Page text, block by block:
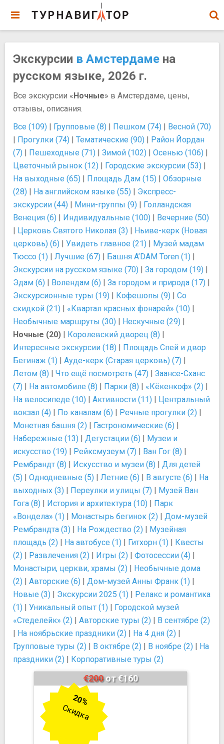
Экскурсии в Амстердаме на
русском языке, 2026 г.
Все экскурсии «Ночные» в Амстердаме, цены,
отзывы, описания.
Все (109) | Групповые (8) | Пешком (74) | Весной (70)
| Прогулки (74) | Тематические (90) | Район Йордан
(7) | Пешеходные (71) | Зимой (102) | Осенью (106) |
Цветочный рынок (12) | Городские экскурсии (53) |
На выходные (65) | Площадь Дам (15) | Обзорные
(28) | На английском языке (55) | Экспресс-
экскурсии (44) | Мини-группы (9) | Голландская
Венеция (6) | Индивидуальные (100) | Вечерние (50)
| Церковь Святого Николая (3) | Ньиве-керк (Новая
церковь) (6) | Увидеть главное (21) | Музей мадам
Тюссо (1) | Лучшие (67) | Башня A’DAM Toren (1) |
Экскурсии на русском языке (70) | За городом (19) |
Эдам (6) | Волендам (6) | За городом и природа (17) |
Экскурсионные туры (19) | Кофешопы (9) | Со
скидкой (21) | «Квартал красных фонарей» (10) |
Необычные маршруты (30) | Нескучные (29) |
Ночные (20) | Королевский дворец (8) |
Интересные экскурсии (18) | Площадь Спей и двор
Бегинаж (1) | Ауде-керк (Старая церковь) (7) |
Летом (8) | Что ещё посмотреть (47) | Заансе-Сханс
(7) | На автомобиле (8) | Парки (8) | «Кёкенкоф» (2) |
На велосипеде (10) | Активности (11) | Центральный
вокзал (4) | По каналам (6) | Речные прогулки (2) |
Монетная башня (2) | Гастрономические (6) |
Набережные (13) | Дегустации (6) | Музеи и
искусство (19) | Рейксмузеум (7) | Ван Гог (8) |
Рембрандт (8) | Искусство и музеи (8) | Для детей
(5) | Однодневные (5) | Летние (6) | В августе (6) | На
выходных (3) | Переулки и улицы (7) | Музей Ван
Гога (8) | История и архитектура (10) | Парк
«Вондела» (1) | Монастырь бегинок (2) | Дом-музей
Рембрандта (3) | На Рождество (2) | Музейная
площадь (2) | На автобусе (1) | Гитхорн (1) | Квесты
(2) | Развлечения (2) | Игры (2) | Фотосессии (4) |
Монастыри, церкви, храмы (2) | Необычные дома
(2) | Авторские (6) | Дом-музей Анны Франк (1) |
Новые (3) | Экскурсии 2025 (1) | Релакс и романтика
(1) | Уникальный опыт (1) | Городской музей
«Стеделейк» (2) | Авторские туры (2) | В сентябре (2)
| На ноябрьские праздники (2) | На 4 дня (2) |
Групповые туры (2) | В октябре (2) | В ноябре (2) | На
праздники (2) | Корпоративные туры (2)
€200от €160
20%
Скидка